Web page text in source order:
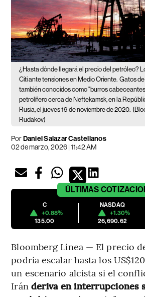
¿Hasta dónde llegará el precio del petróleo?
Citi ante tensiones en Medio Oriente. Gatos
también conocidos como "burros
petrolífero cerca de Neftekamsk, en la
Rusia, el jueves 19 de noviembre de 2020.
Rudakov)
PorDaniel Salazar Castellanos
02 de marzo, 2026 | 11:42 AM
ÚLTIMAS
C
+0.88%
135.00
NASDAQ
+1.30%
26,690.62
Bloomberg Línea — El precio
podría escalar hasta los
un escenario alcista si el
Irán deriva en interrupciones